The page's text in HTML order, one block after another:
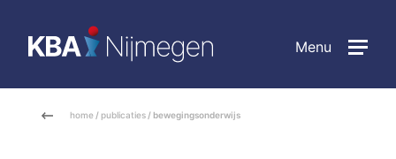
Menu
home / publicaties / bewegingsonderwijs